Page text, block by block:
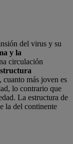
del virus y su
y la
circulación
cuanto más joven es
lo contrario que
La estructura de
la del continente